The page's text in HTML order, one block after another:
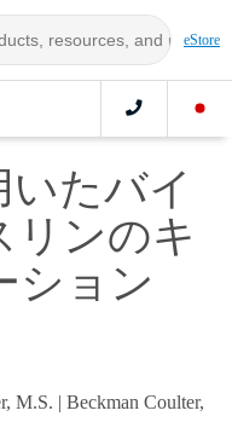
eStore
たバイ
リンのキ
ション
M.S. | Beckman Coulter,